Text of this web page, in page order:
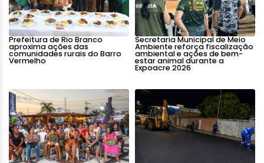
Prefeitura de Rio Branco
aproxima ações das
comunidades rurais do Barro
Vermelho
Secretaria Municipal de Meio
Ambiente reforça fiscalização
ambiental e ações de bem-
estar animal durante a
Expoacre 2026